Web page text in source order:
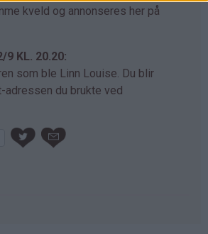
kveld og annonseres her på
9 KL. 20.20:
som ble Linn Louise. Du blir
adressen du brukte ved